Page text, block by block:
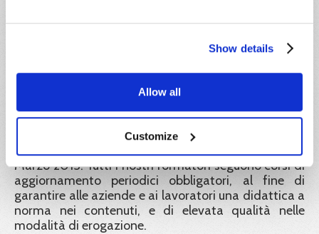
Show details
Allow all
Customize
identificati con un codice univoco di
lavoro e ogni autorità ispettiva possono verificarne
Le docenze sono tenute da formatori con
esperienza e professionalità rispondenti alle
disposizioni del Decreto Interministeriale del 6
Marzo 2013. Tutti i nostri formatori seguono corsi di
aggiornamento periodici obbligatori, al fine di
garantire alle aziende e ai lavoratori una didattica a
norma nei contenuti, e di elevata qualità nelle
modalità di erogazione.